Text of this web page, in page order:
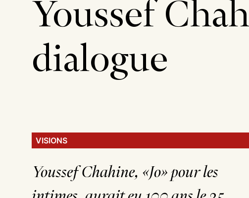
Youssef
dialogue
VISIONS
Youssef Chahine, «Jo» pour les